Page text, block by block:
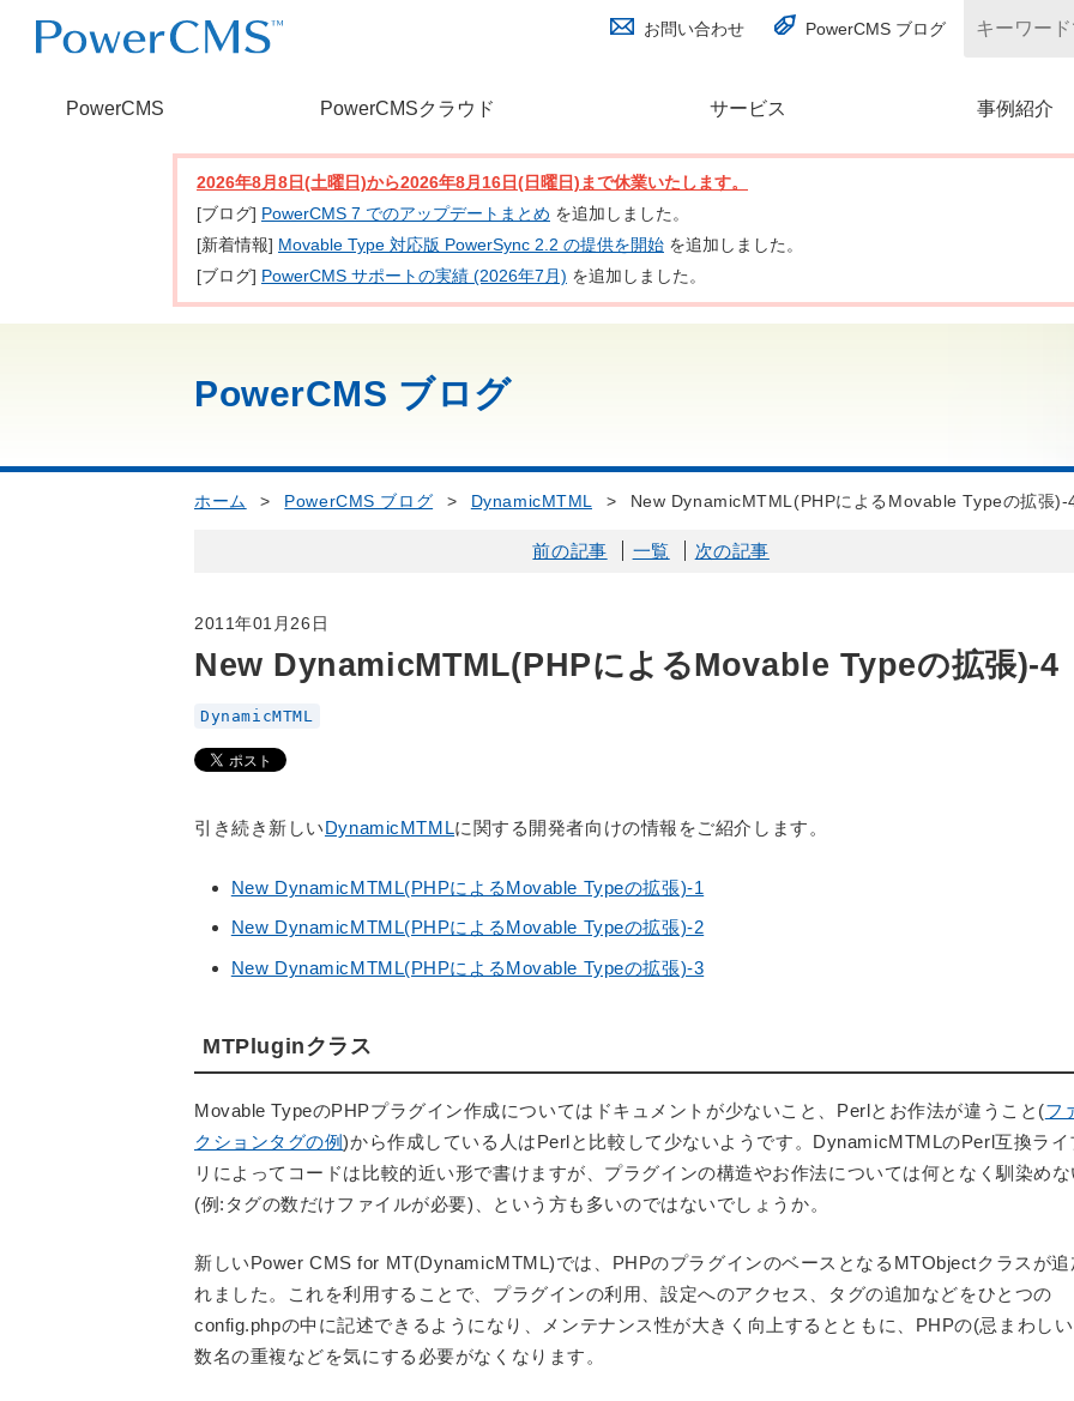
お問い合わせ PowerCMS ブログ
PowerCMS PowerCMSクラウド サービス 事例紹介
(別ウィンドウで開く)
2026年8月8日(土曜日)から2026年8月16日(日曜日)まで休業いたします。
[ブログ] PowerCMS 7 でのアップデートまとめ を追加しました。
[新着情報] Movable Type 対応版 PowerSync 2.2 の提供を開始 を追加しました。
[ブログ] PowerCMS サポートの実績 (2026年7月) を追加しました。
PowerCMS ブログ
ホーム > PowerCMS ブログ > DynamicMTML > New DynamicMTML(PHPによるMovable Typeの拡張)-
前の記事 一覧 次の記事
2011年01月26日
New DynamicMTML(PHPによるMovable Typeの拡張)-4
DynamicMTML
引き続き新しい DynamicMTMLに関する開発者向けの情報をご紹介します。
New DynamicMTML(PHPによるMovable Typeの拡張)-1
New DynamicMTML(PHPによるMovable Typeの拡張)-2
New DynamicMTML(PHPによるMovable Typeの拡張)-3
MTPluginクラス
Movable TypeのPHPプラグイン作成についてはドキュメントが少ないこと、Perlとお作法が違うこと(フ
クションタグの例)から作成している人はPerlと比較して少ないようです。DynamicMTMLのPerl互換ライ
リによってコードは比較的近い形で書けますが、プラグインの構造やお作法については何となく馴染め
(例:タグの数だけファイルが必要)、という方も多いのではないでしょうか。
新しいPower CMS for MT(DynamicMTML)では、PHPのプラグインのベースとなるMTObjectクラスが追
れました。これを利用することで、プラグインの利用、設定へのアクセス、タグの追加などをひとつの
config.phpの中に記述できるようになり、メンテナンス性が大きく向上するとともに、PHPの(忌まわし
数名の重複などを気にする必要がなくなります。